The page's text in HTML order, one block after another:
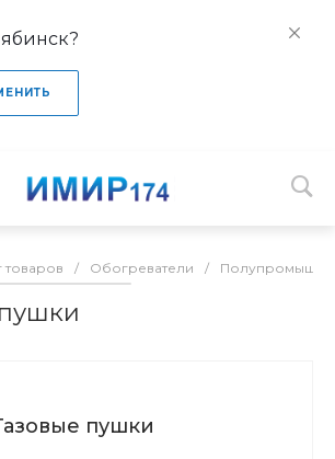
товаров / Обогреватели /
пушки